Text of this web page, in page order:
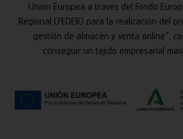
Unión Europea a través del Fondo
Regional (FEDER) para la realización del
gestión de almacén y venta online”,
conseguir un tejido empresarial